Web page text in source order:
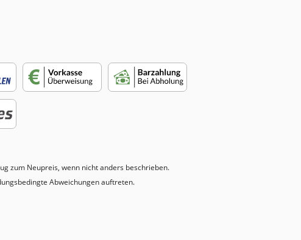
zum Neupreis, wenn nicht anders beschrieben.
Abweichungen auftreten.